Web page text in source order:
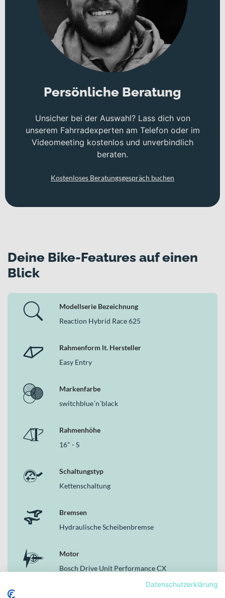
Persönliche Beratung
Unsicher bei der Auswahl? Lass dich von
unserem Fahrradexperten am Telefon oder im
Videomeeting kostenlos und unverbindlich
beraten.
Kostenloses Beratungsgespräch buchen
Deine Bike-Features auf einen
Blick
Modellserie Bezeichnung
Reaction Hybrid Race 625
Rahmenform lt. Hersteller
Easy Entry
Markenfarbe
switchblue´n´black
Rahmenhöhe
16" - S
Schaltungstyp
Kettenschaltung
Bremsen
Hydraulische Scheibenbremse
Motor
Bosch Drive Unit Performance CX
Datenschutzerklärung